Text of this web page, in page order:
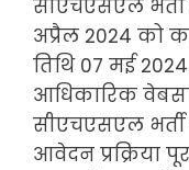
सीएचएसएल
अप्रैल 2024 को
तिथि 07 मई
आधिकारिक
सीएचएसएल
आवेदन प्रक्रिया